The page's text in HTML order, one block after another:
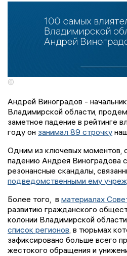
©
Андрей Виноградов -
Владимирской области,
заметное падение в рейтинге
году он занимал 89 строчку
Одним из ключевых моментов,
падению Андрея Виноградова
резонансные скандалы,
подведомственными ему
Более того, в материалах
развитию гражданского
колонии Владимирской области
список регионов, в тюрьмах
зафиксировано больше всего
жестокого обращения и